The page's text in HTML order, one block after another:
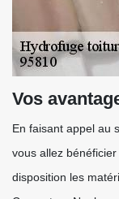
Vos
En faisant appel au
vous allez
disposition les